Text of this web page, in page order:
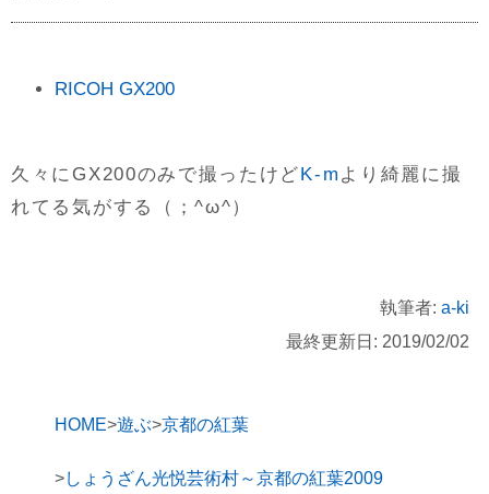
RICOH GX200
久々にGX200のみで撮ったけどK-m より綺麗に撮
れてる気がする（；^ω^）
執筆者: a-ki
最終更新日: 2019/02/02
HOME 遊ぶ 京都の紅葉
しょうざん光悦芸術村～京都の紅葉2009